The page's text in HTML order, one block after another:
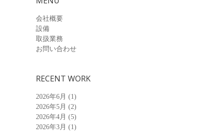
会社概要
設備
取扱業務
お問い合わせ
RECENT WORK
2026年6月 (1)
2026年5月 (2)
2026年4月 (5)
2026年3月 (1)